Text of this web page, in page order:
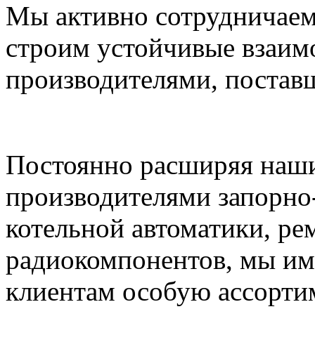
Мы активно
строим устойчивые
производителями,
Постоянно расширяя
производителями
котельной автоматики,
радиокомпонентов, мы
клиентам особую